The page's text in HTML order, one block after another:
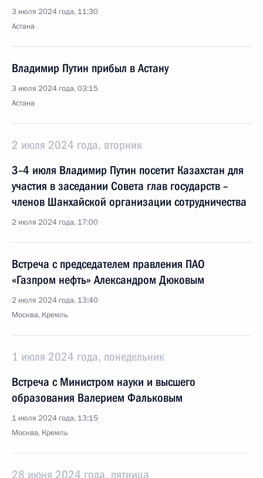
3 июля 2024 года, 11:30
Астана
Владимир Путин прибыл в Астану
3 июля 2024 года, 03:15
Астана
2 июля 2024 года, вторник
3–4 июля Владимир Путин посетит Казахстан для
участия в заседании Совета глав государств –
членов Шанхайской организации сотрудничества
2 июля 2024 года, 17:00
Встреча с председателем правления ПАО
«Газпром нефть» Александром Дюковым
2 июля 2024 года, 13:40
Москва, Кремль
1 июля 2024 года, понедельник
Встреча с Министром науки и высшего
образования Валерием Фальковым
1 июля 2024 года, 13:15
Москва, Кремль
28 июня 2024 года, пятница